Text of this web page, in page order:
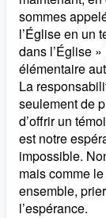
sommes
l’Église en un
dans l’Église
élémentaire
La
seulement de
d’offrir un
est notre
impossible.
mais comme
ensemble,
l’espérance.